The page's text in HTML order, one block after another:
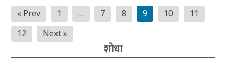
Posts
pagination
« Prev 1 … 7 8 9 10
11
12
Next »
शोधा